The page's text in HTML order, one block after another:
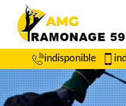
indisponible